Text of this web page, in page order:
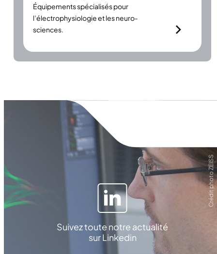
Équipements spécialisés pour
l’électrophysiologie et les neuro­
sciences.
Suivez toute notre actualité
sur Linkedin
Crédit photo ZEISS